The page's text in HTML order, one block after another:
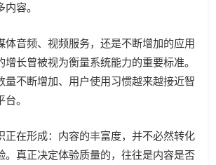
容。
体音频、视频服务，还是不断增加的应用
增长曾被视为衡量系统能力的重要标准。
量不断增加、用户使用习惯越来越接近智
。
正在形成：内容的丰富度，并不必然转化
。真正决定体验质量的，往往是内容是否